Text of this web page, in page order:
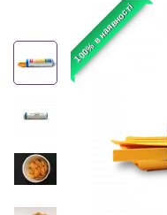
100% в наявності